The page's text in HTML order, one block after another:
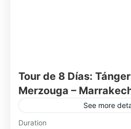
Tour de 8 Días:
Merzouga –
See more
Descubrí Marruecos de
Duration